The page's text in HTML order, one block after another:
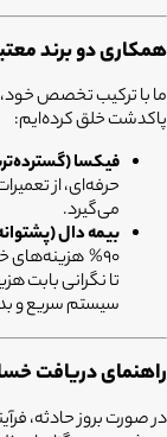
همکاری دو برند
ما با ترکیب تخصص خود،
پاکدشت خلق کرده‌ایم:
فیکسا
حرفه‌ای، از
می‌گیرد.
بیمه دال
90% هزینه‌های
تا نگرانی بابت
سیستم سریع و
راهنمای دریافت
در صورت بروز حادثه،